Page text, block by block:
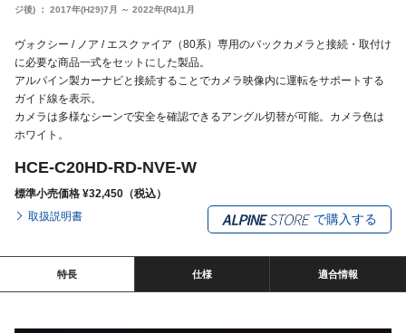
ジ後) ： 2017年(H29)7月 ～ 2022年(R4)1月
ヴォクシー / ノア / エスクァイア（80系）専用のバックカメラと接続・取付け
に必要な商品一式をセットにした製品。
アルパイン製カーナビと接続することでカメラ映像内に運転をサポートする
ガイド線を表示。
カメラは多様なシーンで安全を確認できるアングル切替が可能。カメラ色は
ホワイト。
HCE-C20HD-RD-NVE-W
標準小売価格 ¥32,450（税込）
取扱説明書
で購入する
特長 仕様 適合情報